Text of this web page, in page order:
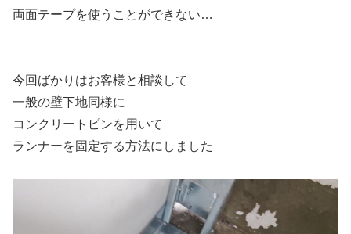
両面テープを使うことができない…
今回ばかりはお客様と相談して
一般の壁下地同様に
コンクリートピンを用いて
ランナーを固定する方法にしました